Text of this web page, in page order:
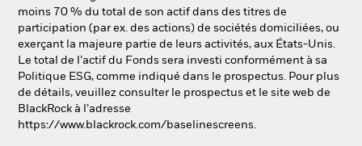
moins 70 % du total de son actif dans des titres de
participation (par ex. des actions) de sociétés domiciliées, ou
exerçant la majeure partie de leurs activités, aux États-Unis.
Le total de l’actif du Fonds sera investi conformément à sa
Politique ESG, comme indiqué dans le prospectus. Pour plus
de détails, veuillez consulter le prospectus et le site web de
BlackRock à l’adresse
https://www.blackrock.com/baselinescreens.